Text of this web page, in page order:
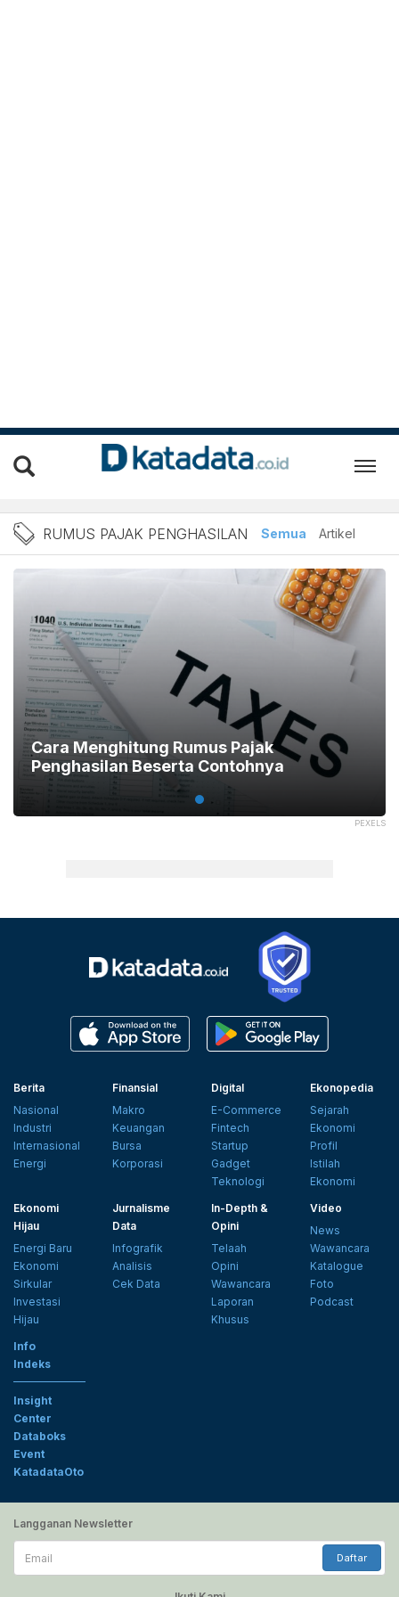
Berita Rumus Pajak
RUMUS PAJAK PENGHASILAN Semua Artikel
PEXELS
Cara Menghitung Rumus Pajak
Penghasilan Beserta Contohnya
Berita
Nasional
Industri
Internasional
Energi
Finansial
Makro
Keuangan
Bursa
Korporasi
Digital
E-Commerce
Fintech
Startup
Gadget
Teknologi
Ekonopedia
Sejarah
Ekonomi
Profil
Istilah
Ekonomi
Ekonomi
Hijau
Energi Baru
Ekonomi
Sirkular
Investasi
Hijau
Jurnalisme
Data
Infografik
Analisis
Cek Data
In-Depth &
Opini
Telaah
Opini
Wawancara
Laporan
Khusus
Video
News
Wawancara
Katalogue
Foto
Podcast
Info
Indeks
Insight
Center
Databoks
Event
KatadataOto
Langganan Newsletter
Email
Daftar